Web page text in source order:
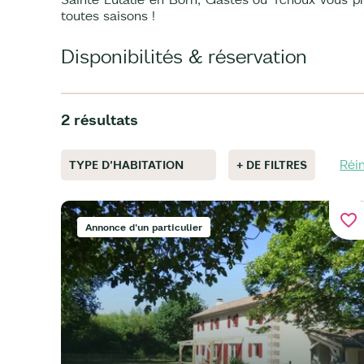
toutes saisons !
Disponibilités & réservation
2 résultats
TYPE D'HABITATION + DE FILTRES
favorite_border
Annonce d'un particulier